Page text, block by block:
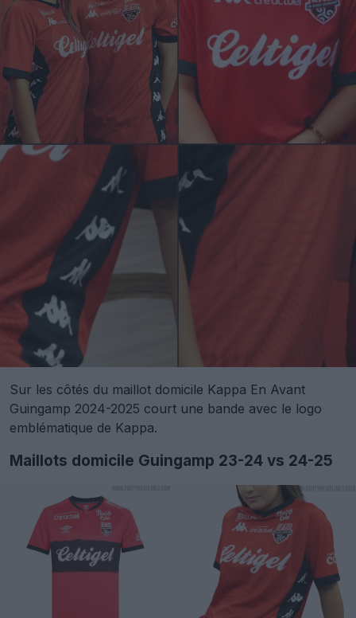
Sur les côtés du maillot domicile Kappa En Avant
Guingamp 2024-2025 court une bande avec le logo
emblématique de Kappa.
Maillots domicile Guingamp 23-24 vs 24-25